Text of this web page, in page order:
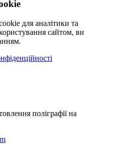
для аналітики та
сайтом, ви
поліграфії на